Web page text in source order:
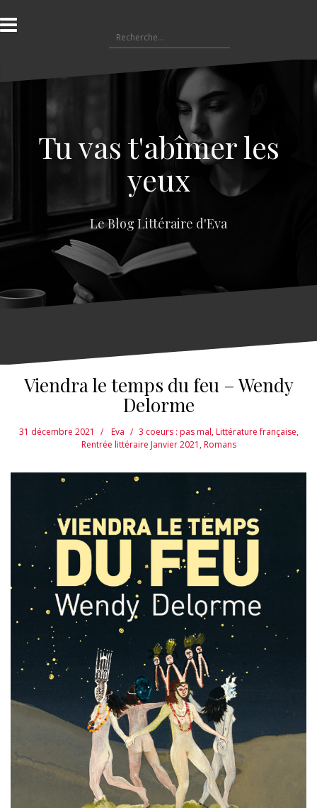
l
a
e
e
Tu vas t'abîmer les
yeux
Le Blog Littéraire d'Eva
Viendra le temps du feu – Wendy
Delorme
31 décembre 2021 Eva 3 coeurs : pas mal,Littérature française,
Rentrée littéraire Janvier 2021 ,Romans